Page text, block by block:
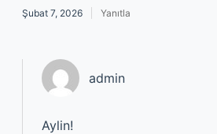
Şubat 7, 2026 Yanıtla
admin
Aylin!